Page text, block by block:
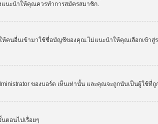
แนะนำให้คุณควรทำการสมัครสมาชิก.
คนอื่นเข้ามาใช้ชื่อบัญชีของคุณ.ไม่แนะนำให้คุณเลือกเข้า
ของบอร์ด เห็นเท่านั้น และคุณจะถูกนับเป็นผู้ใช้ที่ถู
ตอนไปเรื่อยๆ